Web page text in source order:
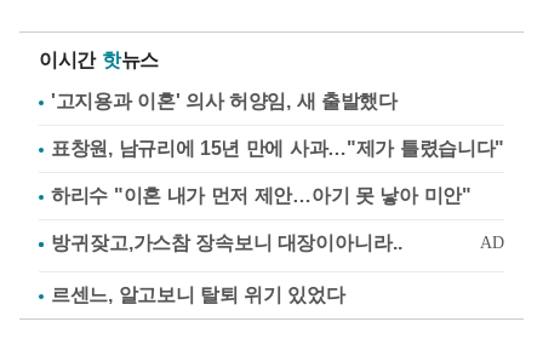
이시간 핫뉴스
'고지용과 이혼' 의사 허양임, 새 출발했다
표창원, 남규리에 15년 만에 사과…"제가 틀렸습니다"
하리수 "이혼 내가 먼저 제안…아기 못 낳아 미안"
르센느, 알고보니 탈퇴 위기 있었다